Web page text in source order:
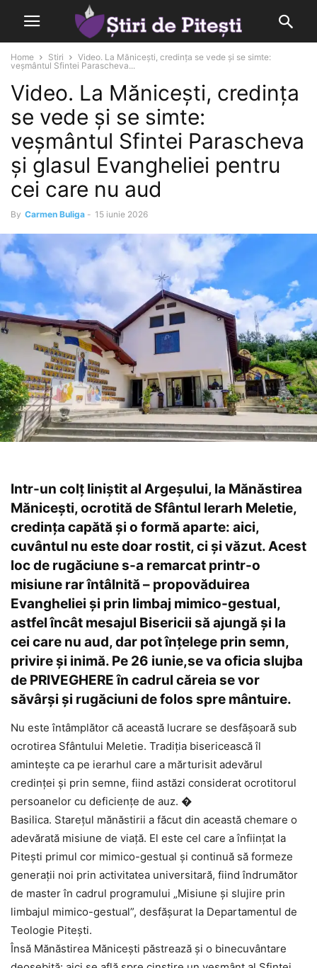
Home Stiri
Video. La Mănicești, credința se vede și se simte:
veșmântul Sfintei Parascheva...
Video. La Mănicești, credința
se vede și se simte:
veșmântul Sfintei Parascheva
și glasul Evangheliei pentru
cei care nu aud
By Carmen Buliga - 15 iunie 2026
Intr-un colț liniștit al Argeșului, la Mănăstirea
Mănicești, ocrotită de Sfântul Ierarh Meletie,
credința capătă și o formă aparte: aici,
cuvântul nu este doar rostit, ci și văzut. Acest
loc de rugăciune s-a remarcat printr-o
misiune rar întâlnită – propovăduirea
Evangheliei și prin limbaj mimico-gestual,
astfel încât mesajul Bisericii să ajungă și la
cei care nu aud, dar pot înțelege prin semn,
privire și inimă. Pe 26 iunie,se va oficia slujba
de PRIVEGHERE în cadrul căreia se vor
săvârși și rugăciuni de folos spre mântuire.
Nu este întâmplător că această lucrare se desfășoară sub
ocrotirea Sfântului Meletie. Tradiția bisericească îl
amintește ca pe ierarhul care a mărturisit adevărul
credinței și prin semne, fiind astăzi considerat ocrotitorul
persoanelor cu deficiențe de auz. �
Basilica. Starețul mănăstirii a făcut din această chemare o
adevărată misiune de viață. El este cel care a înființat la
Pitești primul cor mimico-gestual și continuă să formeze
generații noi prin activitatea universitară, fiind îndrumător
de master în cadrul programului „Misiune și slujire prin
limbajul mimico-gestual”, desfășurat la Departamentul de
Teologie Pitești.
Însă Mănăstirea Mănicești păstrează și o binecuvântare